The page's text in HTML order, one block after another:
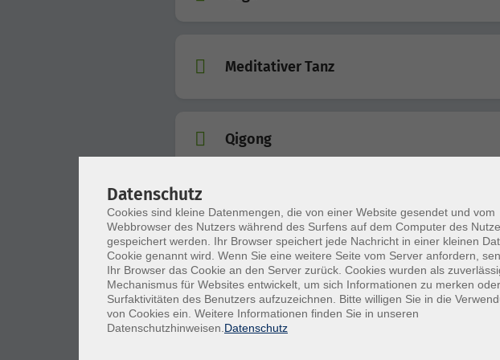
Meditativer Tanz
Qigong
Malen für Kinder und Jugendliche ab 10
Aquarell- und Acrylmalkurs für
und Fortgeschrittene
Datenschutz
Cookies sind kleine Datenmengen, die von einer Website gesendet und vom
Webbrowser des Nutzers während des Surfens auf dem Computer des
gespeichert werden. Ihr Browser speichert jede Nachricht in einer kleinen
Cookie genannt wird. Wenn Sie eine weitere Seite vom Server anfordern,
Ihr Browser das Cookie an den Server zurück. Cookies wurden als
Mechanismus für Websites entwickelt, um sich Informationen zu merken
Surfaktivitäten des Benutzers aufzuzeichnen. Bitte willigen Sie in die
von Cookies ein. Weitere Informationen finden Sie in unseren
Datenschutzhinweisen. Datenschutz